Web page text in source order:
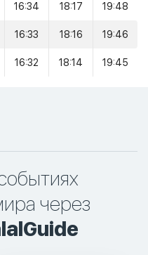
16:34 18:17 19:48
16:33 18:16 19:46
16:32 18:14 19:45
через